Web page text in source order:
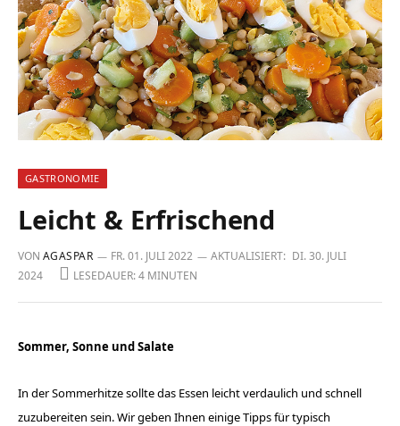
GASTRONOMIE
Leicht & Erfrischend
VON AGASPAR FR. 01. JULI 2022 AKTUALISIERT: DI. 30. JULI
2024
LESEDAUER: 4 MINUTEN
Sommer, Sonne und Salate
In der Sommerhitze sollte das Essen leicht verdaulich und schnell
zuzubereiten sein. Wir geben Ihnen einige Tipps für typisch